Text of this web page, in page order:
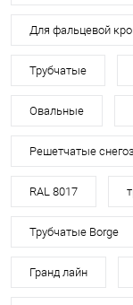
Для фальцевой
Трубчатые
Овальные
Решетчатые
RAL 8017
Трубчатые Borge
Гранд лайн